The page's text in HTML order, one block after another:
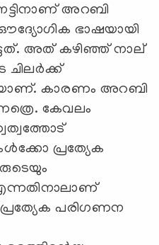
അറബി
ഭാഷയായി
അത് കഴിഞ്ഞ് നാല്
ചിലര്‍ക്ക്
കാരണം അറബി
കേവലം
പ്രത്യേക
പരിഗണന